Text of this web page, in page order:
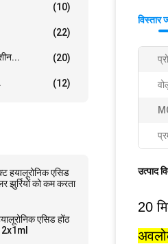
(10)
(22)
(20)
(12)
हयालूरोनिक एसिड
झुर्रियों को कम करता
एसिड होंठ
विस्तार
उत्पाद
20